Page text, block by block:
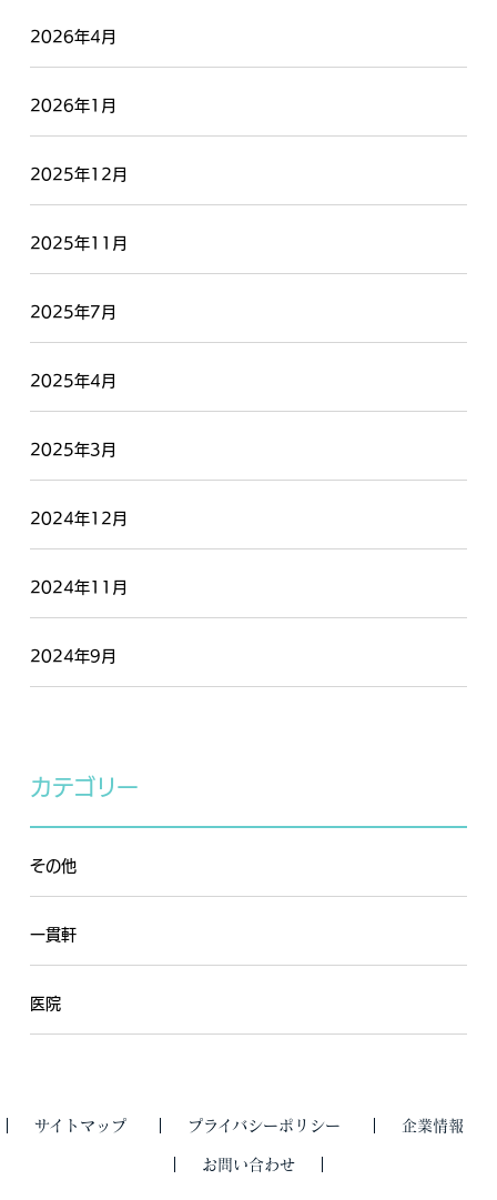
2026年4月
2026年1月
2025年12月
2025年11月
2025年7月
2025年4月
2025年3月
2024年12月
2024年11月
2024年9月
カテゴリー
その他
一貫軒
医院
サイトマップ プライバシーポリシー 企業情報
お問い合わせ